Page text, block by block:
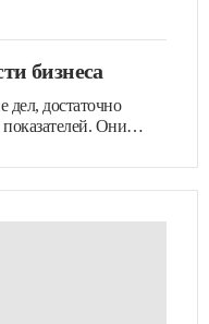
бизнеса
дел, достаточно
Они